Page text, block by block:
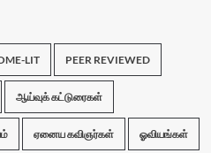
LIT PEER REVIEWED
ஆய்வுக் கட்டுரைகள்
ஏனைய கவிஞர்கள் ஓவியங்கள்